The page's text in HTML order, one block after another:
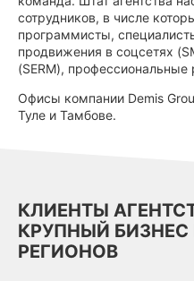
сотрудников, в числе
программисты,
продвижения в соцсетях
(SERM), профессиональные
Офисы компании Demis
Туле и Тамбове.
КЛИЕНТЫ
КРУПНЫЙ
РЕГИОНОВ